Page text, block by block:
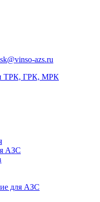
azs.ru
ТРК, ГРК, МРК
АЗС
для АЗС